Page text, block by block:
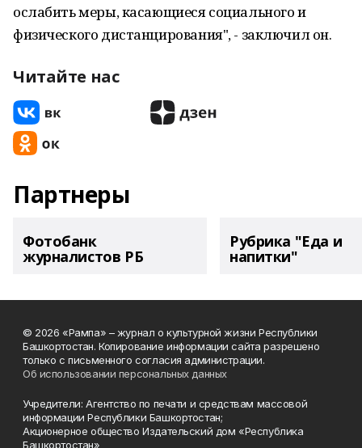
ослабить меры, касающиеся социального и
физического дистанцирования", - заключил он.
Читайте нас
Партнеры
Фотобанк
журналистов РБ
Рубрика "Еда и
напитки"
© 2026 «Рампа» – журнал о культурной жизни Республики
Башкортостан. Копирование информации сайта разрешено
только с письменного согласия администрации.
Об использовании персональных данных
Учредители: Агентство по печати и средствам массовой
информации Республики Башкортостан;
Акционерное общество Издательский дом «Республика
Башкортостан»